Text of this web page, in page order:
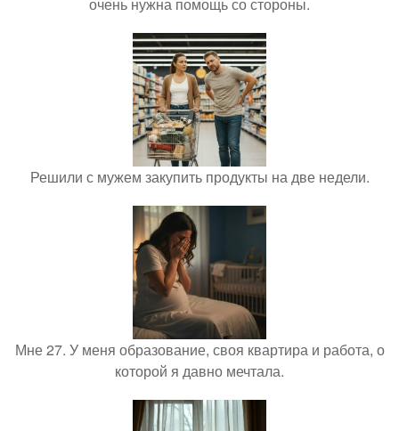
Решили с мужем закупить продукты на две недели.
Мне 27. У меня образование, своя квартира и работа, о
которой я давно мечтала.